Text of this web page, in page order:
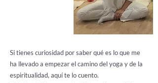
Si tienes curiosidad por saber qué es lo que me
ha llevado a empezar el camino del yoga y de la
espiritualidad, aquí te lo cuento.